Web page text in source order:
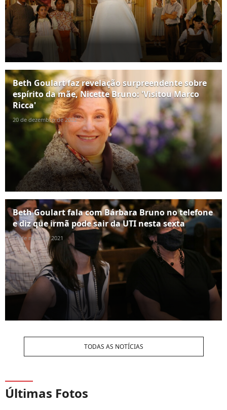
Beth Goulart faz revelação surpreendente sobre
espírito da mãe, Nicette Bruno: 'Visitou Marco
Ricca'
20 de dezembro de 2022
Beth Goulart fala com Bárbara Bruno no telefone
e diz que irmã pode sair da UTI nesta sexta
14 de maio de 2021
TODAS AS NOTÍCIAS
Últimas Fotos